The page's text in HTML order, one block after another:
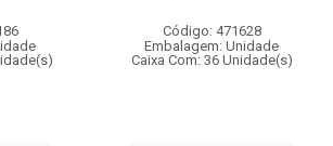
Código: 471628
Embalagem: Unidade
Caixa Com: 36 Unidade(s)